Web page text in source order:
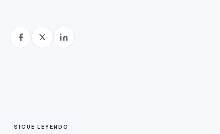
SIGUE LEYENDO